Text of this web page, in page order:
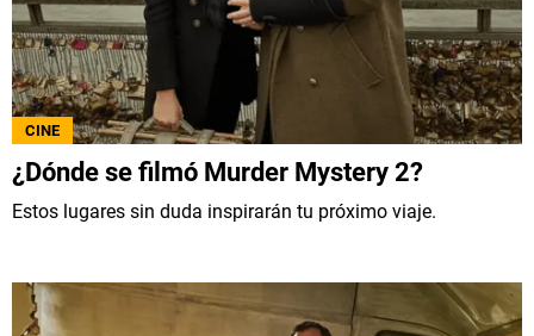
CINE
¿Dónde se filmó Murder Mystery 2?
Estos lugares sin duda inspirarán tu próximo viaje.